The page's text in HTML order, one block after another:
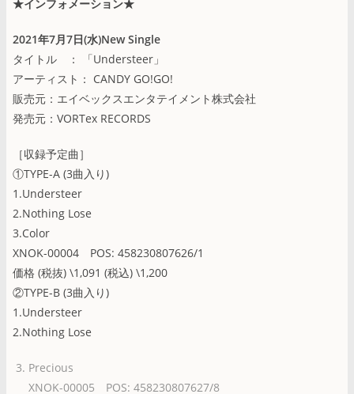
★インフォメーション★
2021年7月7日(水)New Single
タイトル ： 「Understeer」
アーティスト： CANDY GO!GO!
販売元：エイベックスエンタテイメント株式会社
発売元：VORTex RECORDS
［収録予定曲］
①TYPE-A (3曲入り)
1.Understeer
2.Nothing Lose
3.Color
XNOK-00004 POS: 458230807626/1
価格 (税抜) \1,091 (税込) \1,200
②TYPE-B (3曲入り)
1.Understeer
2.Nothing Lose
Precious
XNOK-00005 POS: 458230807627/8